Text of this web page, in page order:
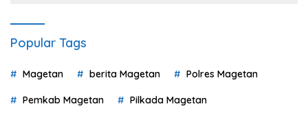
Popular Tags
Magetan berita Magetan Polres Magetan
Pemkab Magetan Pilkada Magetan